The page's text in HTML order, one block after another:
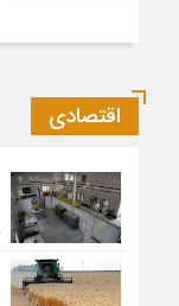
اقتصادی